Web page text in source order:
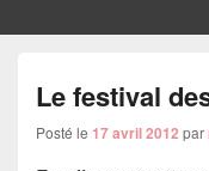
Le festival
Posté le 17 avril 2012 par